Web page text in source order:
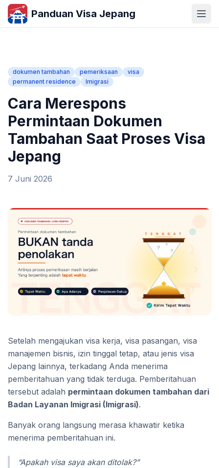
Panduan Visa Jepang
dokumen tambahan pemeriksaan
visa
permanent residence
Imigrasi
Cara Merespons
Permintaan Dokumen
Tambahan Saat Proses Visa
Jepang
7 Juni 2026
Setelah mengajukan visa kerja, visa pasangan, visa
manajemen bisnis, izin tinggal tetap, atau jenis visa
Jepang lainnya, terkadang Anda menerima
pemberitahuan yang tidak terduga. Pemberitahuan
tersebut adalah permintaan dokumen tambahan dari
Badan Layanan Imigrasi (Imigrasi).
Banyak orang langsung merasa khawatir ketika
menerima pemberitahuan ini.
“Apakah visa saya akan ditolak?”